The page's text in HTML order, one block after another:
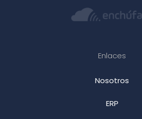
Enlaces
Nosotros
ERP